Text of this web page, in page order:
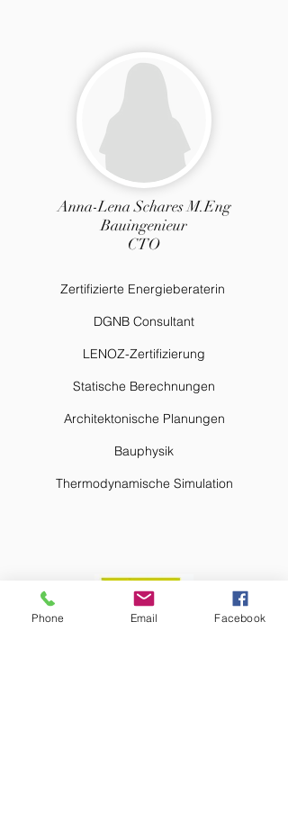
Anna-Lena Schares M.Eng
Bauingenieur
CTO
Zertifizierte Energieberaterin
DGNB Consultant
LENOZ-Zertifizierung
Statische Berechnungen
Architektonische Planungen
Bauphysik
Thermodynamische Simulation
Phone Email Facebook